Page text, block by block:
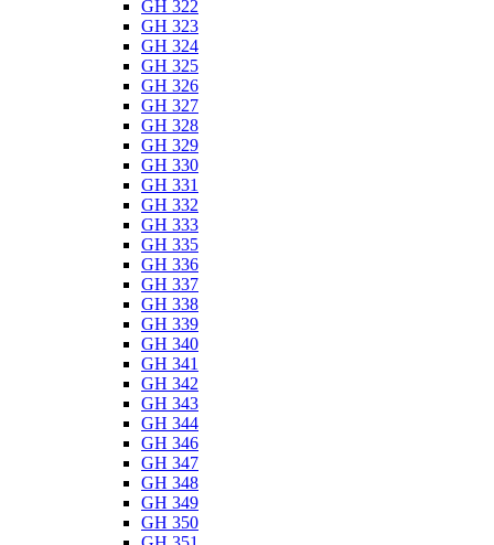
GH 322
GH 323
GH 324
GH 325
GH 326
GH 327
GH 328
GH 329
GH 330
GH 331
GH 332
GH 333
GH 335
GH 336
GH 337
GH 338
GH 339
GH 340
GH 341
GH 342
GH 343
GH 344
GH 346
GH 347
GH 348
GH 349
GH 350